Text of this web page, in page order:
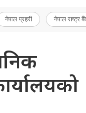
नेपाल प्रहरी नेपाल राष्ट्र